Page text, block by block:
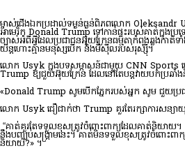
ម្ចាស់ជើងឯកប្រដាល់ទម្ងន់ធ្ងន់ពិភពលោក Oleksandr
អាមេរិក Donald Trump ទៅកាន់ផ្ទះរបស់គាត់ក្នុងប្
ច្បាស់អំពីអ្វីដែលប្រជាជនអ៊ុយក្រែនធម្មតាកំពុងឆ្លងកាត់ទ
យន្តហោះគ្មានមនុស្សបើក និងមីស៊ីលរបស់រុស្ស៊ី។
លោក Usyk ក្នុងបទសម្ភាសន៍ជាមួយ CNN Sports
Trump ឱ្យជួយអ៊ុយក្រែន ដែលនៅតែបន្តវាយបកប្រឆាំង
«Donald Trump សូមបើកភ្នែករបស់អ្នក សូម ជួយប្រជ
លោក Usyk ជឿជាក់ថា Trump គួរតែរក្សាការសន្យាយុ
“គាត់គួរតែទទួលខុសត្រូវចំពោះពាក្យដែលគាត់និយាយ។
នឹងបញ្ឈប់សង្រ្គាមនេះ។ គាត់មិនទទួលខុសត្រូវចំពោះពាក្
និយាយ?» ។